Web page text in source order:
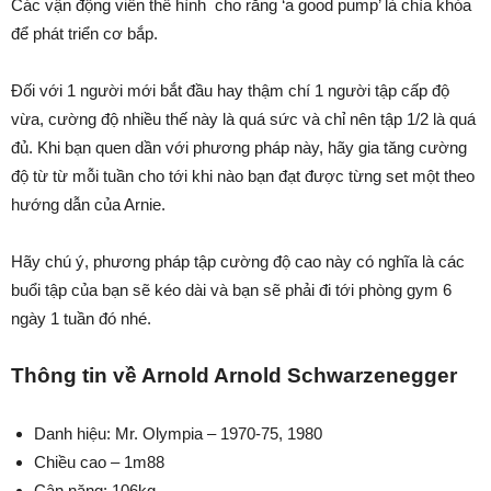
Các vận động viên thể hình cho rằng ‘a good pump’ là chìa khóa
để phát triển cơ bắp.
Đối với 1 người mới bắt đầu hay thậm chí 1 người tập cấp độ
vừa, cường độ nhiều thế này là quá sức và chỉ nên tập 1/2 là quá
đủ. Khi bạn quen dần với phương pháp này, hãy gia tăng cường
độ từ từ mỗi tuần cho tới khi nào bạn đạt được từng set một theo
hướng dẫn của Arnie.
Hãy chú ý, phương pháp tập cường độ cao này có nghĩa là các
buổi tập của bạn sẽ kéo dài và bạn sẽ phải đi tới phòng gym 6
ngày 1 tuần đó nhé.
Thông tin về Arnold Arnold Schwarzenegger
Danh hiệu: Mr. Olympia – 1970-75, 1980
Chiều cao – 1m88